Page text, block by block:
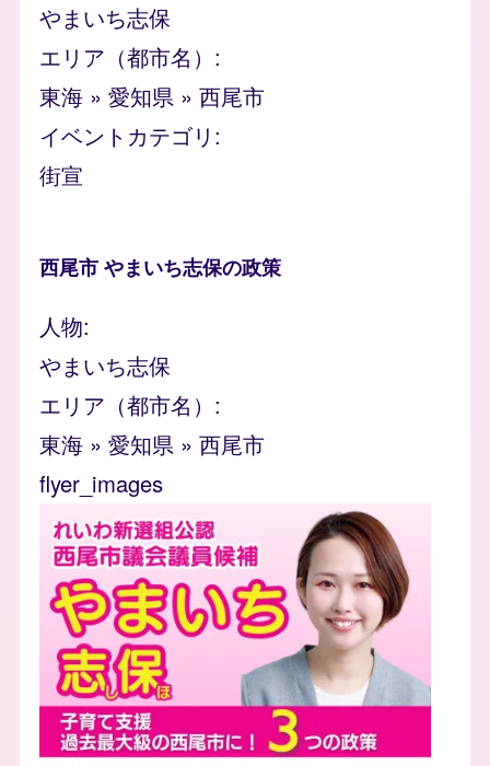
やまいち志保
エリア（都市名）
東海 » 愛知県 » 西尾市
イベントカテゴリ
街宣
西尾市 やまいち志保の政策
人物
やまいち志保
エリア（都市名）
東海 » 愛知県 » 西尾市
flyer_images
Image